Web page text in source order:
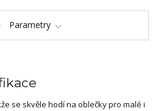
Parametry
se skvěle hodí na oblečky pro malé i